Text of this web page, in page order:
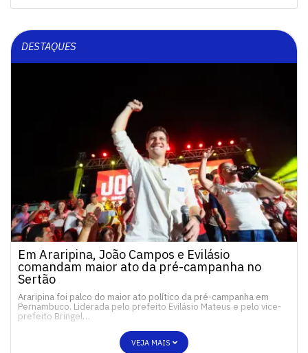
DESTAQUES
Em Araripina, João Campos e Evilásio
comandam maior ato da pré-campanha no
Sertão
Araripina foi palco do maior ato político da pré-campanha em
Pernambuco. Liderada pelo prefeito Evilásio Mateus e pelo vice-
prefeito Bringel…
VEJA MAIS